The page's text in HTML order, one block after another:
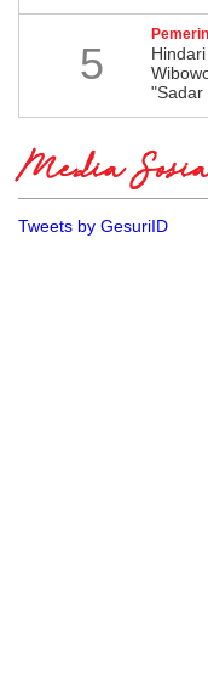
5
"Sadar
Media
Tweets by GesuriID